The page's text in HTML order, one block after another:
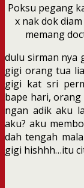
Poksu pegang
x nak dok
memang
dulu sirman nya
gigi orang tua
gigi kat sri
bape hari,
ngan adik aku
aku? aku
dah tengah
gigi hishhh…itu